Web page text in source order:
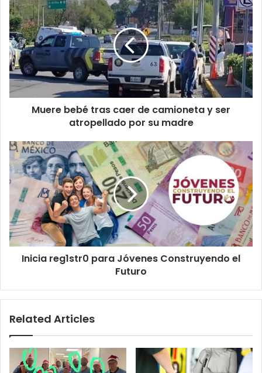
bebé
tras
caer
de
camioneta
y
ser
atropellado
Muere bebé tras caer de camioneta y ser
atropellado por su madre
Inicia
reg1str0
para
Jóvenes
Construyendo
Futuro
Inicia reg1str0 para Jóvenes Construyendo el
Futuro
Related Articles